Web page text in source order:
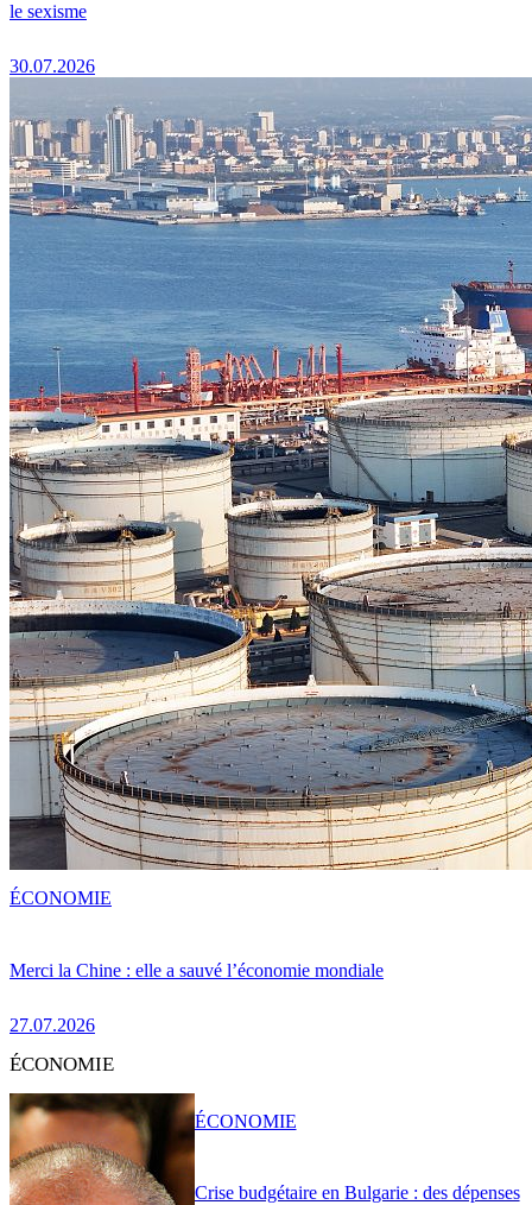
le sexisme
30.07.2026
Merci la Chine : elle a sauvé l’économie mondiale
27.07.2026
ÉCONOMIE
ÉCONOMIE
Crise budgétaire en Bulgarie : des dépenses
ÉCONOMIE